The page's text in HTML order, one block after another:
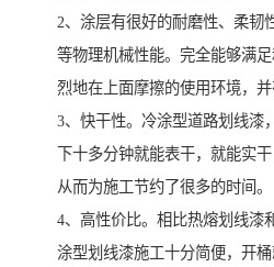
2、涂层有很好的耐磨性、柔韧
等物理机械性能。完全能够满
烈地在上面摩擦的使用环境，并
3、快干性。冷涂型道路划线漆
下十多分钟就能表干，就能实
从而为施工节约了很多的时间。
4、高性价比。相比热熔划线漆
涂型划线漆施工十分简便，开桶